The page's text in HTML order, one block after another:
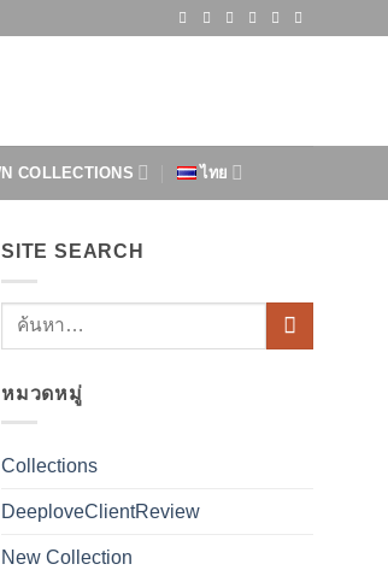
COLLECTIONS ไทย
SITE SEARCH
หมวดหมู่
Collections
DeeploveClientReview
New Collection